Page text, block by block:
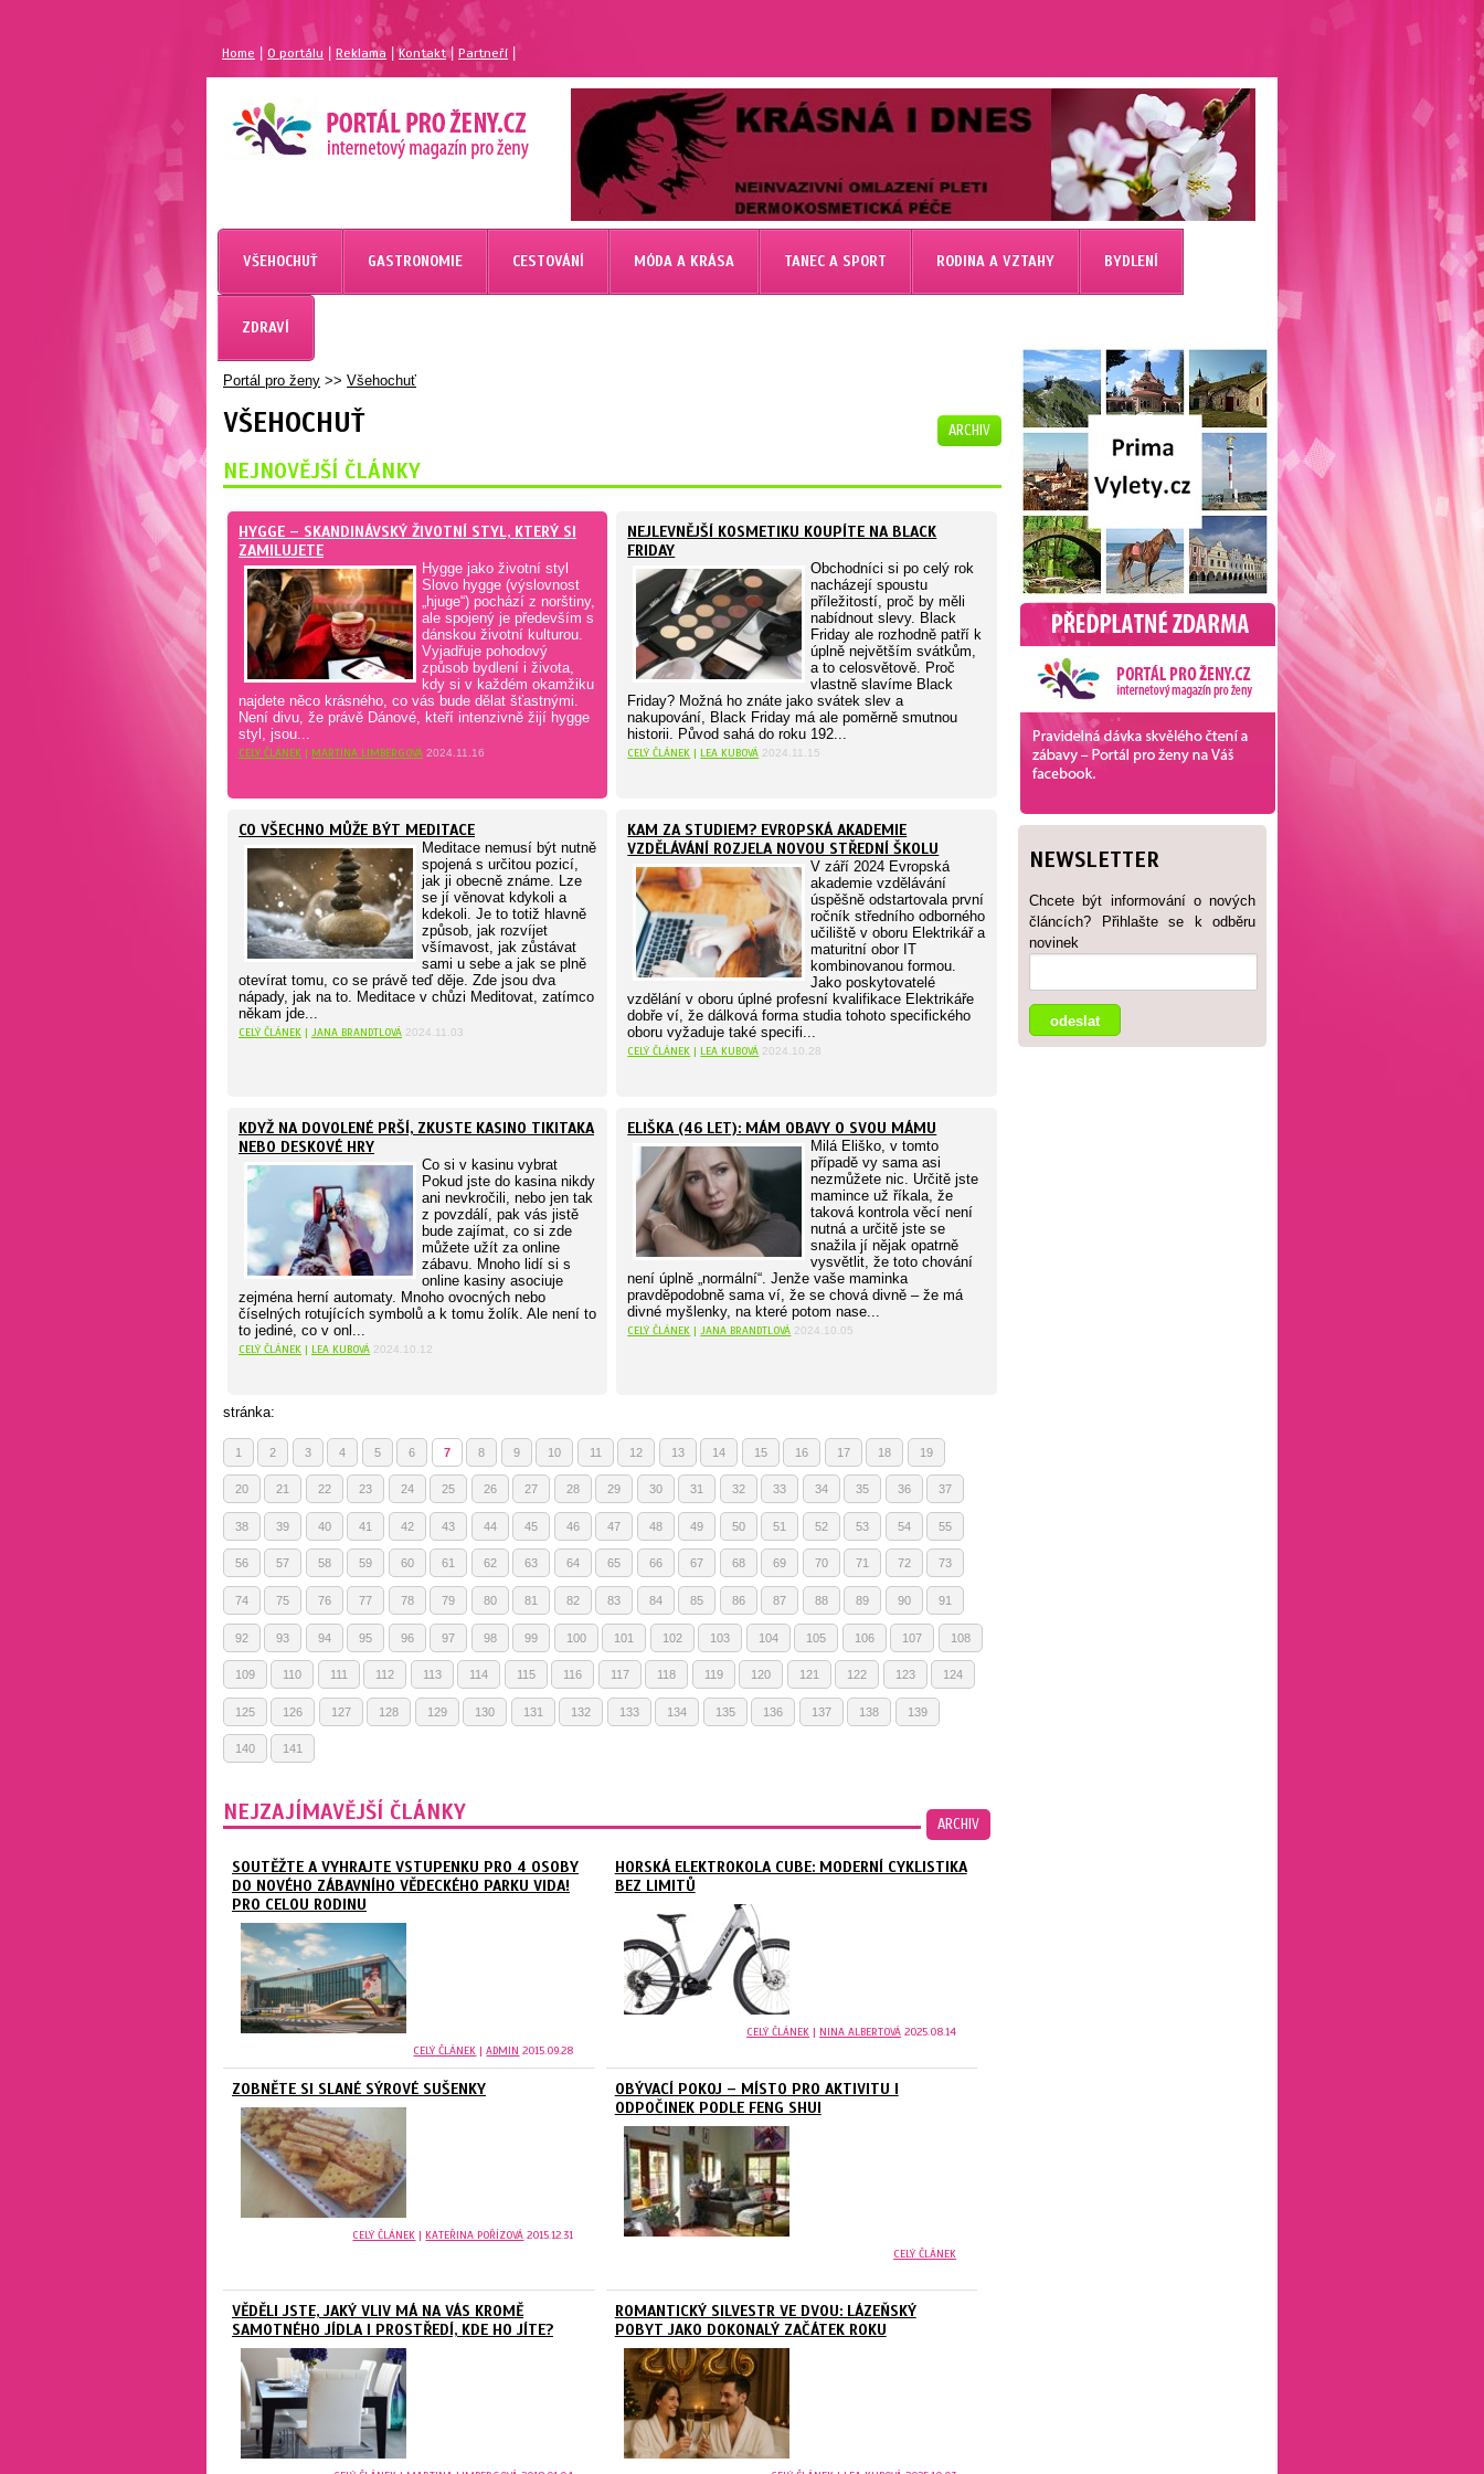
Home |O portálu Reklama Kontakt| Partneří
VŠEHOCHUŤ GASTRONOMIE CESTOVÁNÍ MÓDA A KRÁSA TANEC A SPORT RODINA A VZTAHY BYDLENÍ
ZDRAVÍ
NEWSLETTER
Chcete být informování o nových
článcích? Přihlašte se k odběru
novinek
Portál pro ženy >> Všehochuť
ARCHIV
VŠEHOCHUŤ
NEJNOVĚJŠÍ ČLÁNKY
HYGGE – SKANDINÁVSKÝ ŽIVOTNÍ STYL, KTERÝ SI
ZAMILUJETE
Hygge jako životní styl
Slovo hygge (výslovnost
„hjuge“) pochází z norštiny,
ale spojený je především s
dánskou životní kulturou.
Vyjadřuje pohodový
způsob bydlení i života,
kdy si v každém okamžiku
najdete něco krásného, co vás bude dělat šťastnými.
Není divu, že právě Dánové, kteří intenzivně žijí hygge
styl, jsou...
CELÝ ČLÁNEK | MARTINA LIMBERGOVÁ 2024.11.16
NEJLEVNĚJŠÍ KOSMETIKU KOUPÍTE NA BLACK
FRIDAY
Obchodníci si po celý rok
nacházejí spoustu
příležitostí, proč by měli
nabídnout slevy. Black
Friday ale rozhodně patří k
úplně největším svátkům,
a to celosvětově. Proč
vlastně slavíme Black
Friday? Možná ho znáte jako svátek slev a
nakupování, Black Friday má ale poměrně smutnou
historii. Původ sahá do roku 192...
CELÝ ČLÁNEK | LEA KUBOVÁ 2024.11.15
CO VŠECHNO MŮŽE BÝT MEDITACE
Meditace nemusí být nutně
spojená s určitou pozicí,
jak ji obecně známe. Lze
se jí věnovat kdykoli a
kdekoli. Je to totiž hlavně
způsob, jak rozvíjet
všímavost, jak zůstávat
sami u sebe a jak se plně
otevírat tomu, co se právě teď děje. Zde jsou dva
nápady, jak na to. Meditace v chůzi Meditovat, zatímco
někam jde...
CELÝ ČLÁNEK | JANA BRANDTLOVÁ 2024.11.03
KAM ZA STUDIEM? EVROPSKÁ AKADEMIE
VZDĚLÁVÁNÍ ROZJELA NOVOU STŘEDNÍ ŠKOLU
V září 2024 Evropská
akademie vzdělávání
úspěšně odstartovala první
ročník středního odborného
učiliště v oboru Elektrikář a
maturitní obor IT
kombinovanou formou.
Jako poskytovatelé
vzdělání v oboru úplné profesní kvalifikace Elektrikáře
dobře ví, že dálková forma studia tohoto specifického
oboru vyžaduje také specifi...
CELÝ ČLÁNEK | LEA KUBOVÁ 2024.10.28
KDYŽ NA DOVOLENÉ PRŠÍ, ZKUSTE KASINO TIKITAKA
NEBO DESKOVÉ HRY
Co si v kasinu vybrat
Pokud jste do kasina nikdy
ani nevkročili, nebo jen tak
z povzdálí, pak vás jistě
bude zajímat, co si zde
můžete užít za online
zábavu. Mnoho lidí si s
online kasiny asociuje
zejména herní automaty. Mnoho ovocných nebo
číselných rotujících symbolů a k tomu žolík. Ale není to
to jediné, co v onl...
CELÝ ČLÁNEK | LEA KUBOVÁ 2024.10.12
ELIŠKA (46 LET): MÁM OBAVY O SVOU MÁMU
Milá Eliško, v tomto
případě vy sama asi
nezmůžete nic. Určitě jste
mamince už říkala, že
taková kontrola věcí není
nutná a určitě jste se
snažila jí nějak opatrně
vysvětlit, že toto chování
není úplně „normální“. Jenže vaše maminka
pravděpodobně sama ví, že se chová divně – že má
divné myšlenky, na které potom nase...
CELÝ ČLÁNEK | JANA BRANDTLOVÁ 2024.10.05
stránka:
1 2 3 4 5 6 7 8 9 10 11 12 13 14 15 16 17 18 19
20 21 22 23 24 25 26 27 28 29 30 31 32 33 34 35 36 37
38 39 40 41 42 43 44 45 46 47 48 49 50 51 52 53 54 55
56 57 58 59 60 61 62 63 64 65 66 67 68 69 70 71 72 73
74 75 76 77 78 79 80 81 82 83 84 85 86 87 88 89 90 91
92 93 94 95 96 97 98 99 100 101 102 103 104 105 106 107 108
109 110 111 112 113 114 115 116 117 118 119 120 121 122 123 124
125 126 127 128 129 130 131 132 133 134 135 136 137 138 139
140 141
ARCHIV
NEJZAJÍMAVĚJŠÍ ČLÁNKY
SOUTĚŽTE A VYHRAJTE VSTUPENKU PRO 4 OSOBY
DO NOVÉHO ZÁBAVNÍHO VĚDECKÉHO PARKU VIDA!
PRO CELOU RODINU
CELÝ ČLÁNEK |ADMIN 2015.09.28
HORSKÁ ELEKTROKOLA CUBE: MODERNÍ CYKLISTIKA
BEZ LIMITŮ
CELÝ ČLÁNEK | NINA ALBERTOVÁ 2025.08.14
ZOBNĚTE SI SLANÉ SÝROVÉ SUŠENKY
CELÝ ČLÁNEK | KATEŘINA POŘÍZOVÁ 2015.12.31
OBÝVACÍ POKOJ – MÍSTO PRO AKTIVITU I
ODPOČINEK PODLE FENG SHUI
CELÝ ČLÁNEK
VĚDĚLI JSTE, JAKÝ VLIV MÁ NA VÁS KROMĚ
SAMOTNÉHO JÍDLA I PROSTŘEDÍ, KDE HO JÍTE?
ROMANTICKÝ SILVESTR VE DVOU: LÁZEŇSKÝ
POBYT JAKO DOKONALÝ ZAČÁTEK ROKU